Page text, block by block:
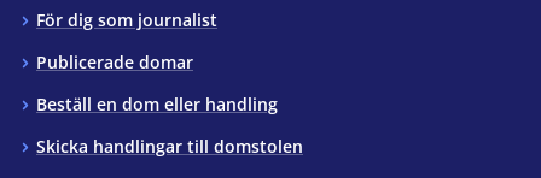
För dig som journalist
Publicerade domar
Beställ en dom eller handling
Skicka handlingar till domstolen